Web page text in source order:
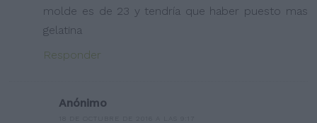
molde es de 23 y tendría que haber puesto mas
gelatina
Responder
Anónimo